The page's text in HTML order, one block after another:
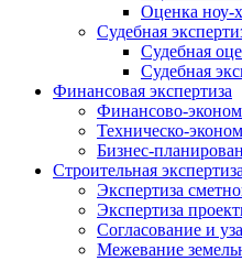
Оценка ноу-
Судебная
Судебная
Судебная
Финансовая экспертиза
Финансово-
Техническо-
Бизнес-
Строительная экспертиза
Экспертиза
Экспертиза
Согласование и
Межевание